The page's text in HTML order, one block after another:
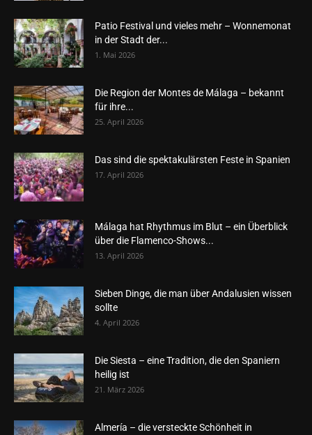
Patio Festival und vieles mehr – Wonnemonat
in der Stadt der...
1. Mai 2026
Die Region der Montes de Málaga – bekannt
für ihre...
25. April 2026
Das sind die spektakulärsten Feste in Spanien
17. April 2026
Málaga hat Rhythmus im Blut – ein Überblick
über die Flamenco-Shows...
13. April 2026
Sieben Dinge, die man über Andalusien wissen
sollte
4. April 2026
Die Siesta – eine Tradition, die den Spaniern
heilig ist
21. März 2026
Almería – die versteckte Schönheit in